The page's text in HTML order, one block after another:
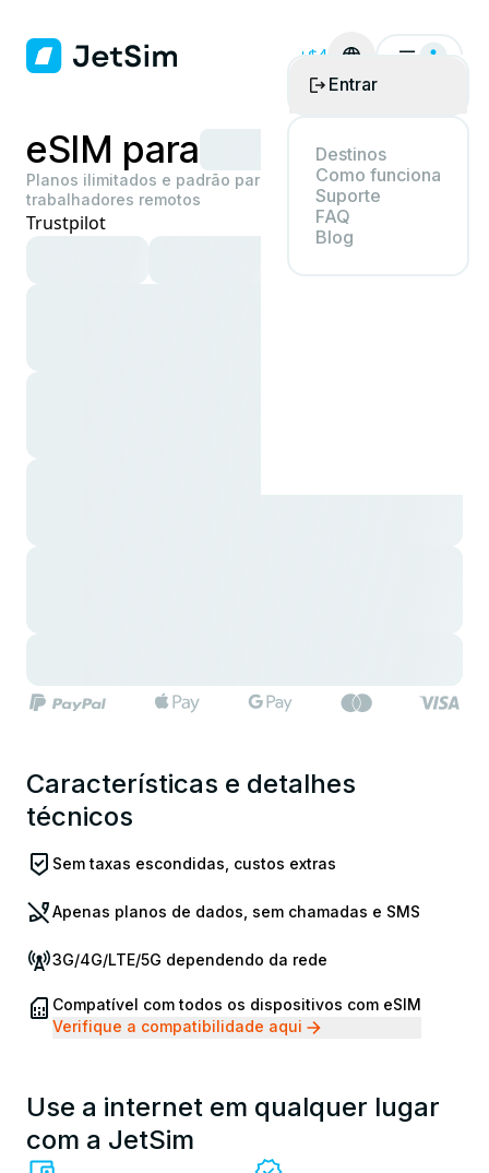
+$4
Entrar
Destinos
Como funciona
Suporte
FAQ
Blog
eSIM para
Planos ilimitados e padrão para viajantes e
trabalhadores remotos
Trustpilot
Características e detalhes
técnicos
Sem taxas escondidas, custos extras
Apenas planos de dados, sem chamadas e SMS
3G/4G/LTE/5G dependendo da rede
Compatível com todos os dispositivos com eSIM
Verifique a compatibilidade aqui
Use a internet em qualquer lugar
com a JetSim